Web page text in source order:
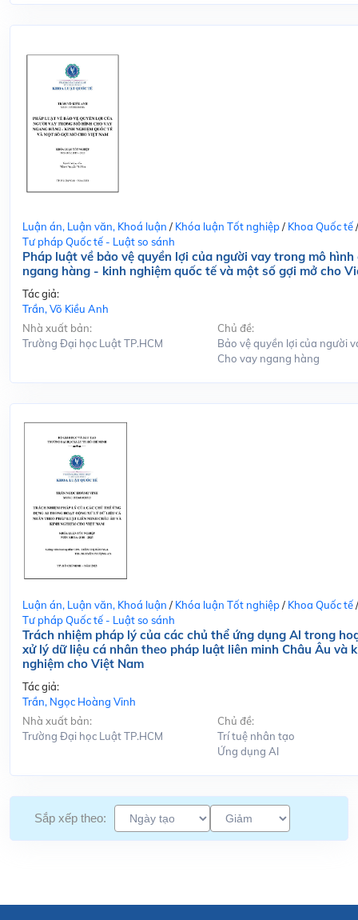
Luận án, Luận văn, Khoá luận / Khóa luận Tốt nghiệp/ Khoa Quốc tế/
Tư pháp Quốc tế - Luật so sánh
Pháp luật về bảo vệ quyền lợi của người vay trong mô hình
ngang hàng - kinh nghiệm quốc tế và một số gợi mở cho
Tác giả:
Trần, Võ Kiều Anh
Nhà xuất bản:
Trường Đại học Luật TP.HCM
Chủ đề:
Bảo vệ quyền lợi của người
Cho vay ngang hàng
Luận án, Luận văn, Khoá luận / Khóa luận Tốt nghiệp/ Khoa Quốc tế/
Tư pháp Quốc tế - Luật so sánh
Trách nhiệm pháp lý của các chủ thể ứng dụng Al trong
xử lý dữ liệu cá nhân theo pháp luật liên minh Châu Âu và
nghiệm cho Việt Nam
Tác giả:
Trần, Ngọc Hoàng Vinh
Nhà xuất bản:
Trường Đại học Luật TP.HCM
Chủ đề:
Trí tuệ nhân tạo
Ứng dụng Al
Sắp xếp theo: